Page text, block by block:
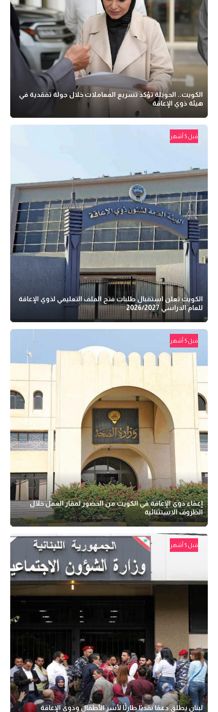
الكويت.. الحويلة تؤكد تسريع المعاملات خلال جولة تفقدية في
هيئة ذوي الإعاقة
قبل 5 أشهر
الكويت تعلن استقبال طلبات فتح الملف التعليمي لذوي الإعاقة
للعام الدراسي 2026/2027
قبل 5 أشهر
إعفاء ذوي الإعاقة في الكويت من الحضور لمقار العمل خلال
الظروف الاستثنائية
قبل 5 أشهر
لبنان يطلق دعمًا نقديًا طارئًا لأسر الأطفال وذوي الإعاقة